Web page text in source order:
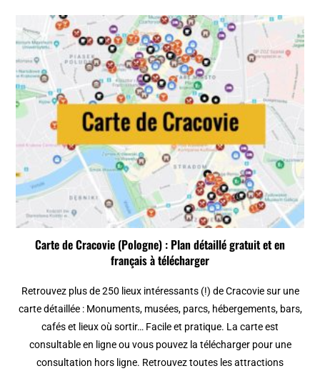
Carte de Cracovie (Pologne) : Plan détaillé gratuit et en
français à télécharger
Retrouvez plus de 250 lieux intéressants (!) de Cracovie sur une
carte détaillée : Monuments, musées, parcs, hébergements, bars,
cafés et lieux où sortir… Facile et pratique. La carte est
consultable en ligne ou vous pouvez la télécharger pour une
consultation hors ligne. Retrouvez toutes les attractions